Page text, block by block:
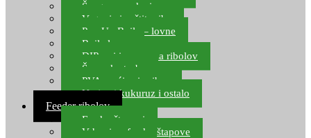
Špage, upredenice
Vaganje i zaštita ribe
Pop Up Boile – lovne
Boile lovne
DIP-ovi i arome za ribolov
Šaranske torbe
PVA vrećice i pribor
Umjetni kukuruz i ostalo
Feeder ribolov
Feeder štapovi
Vrhovi za feeder štapove